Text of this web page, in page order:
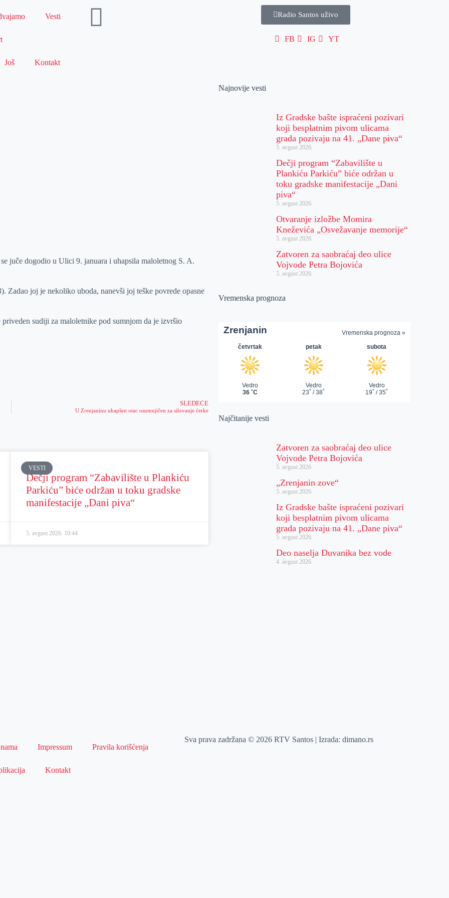
Vesti
Još Kontakt
Radio Santos uživo
FB IG YT
juče dogodio u Ulici 9. januara i uhapsila maloletnog S. A.
Zadao joj je nekoliko uboda, nanevši joj teške povrede opasne
sudiji za maloletnike pod sumnjom da je izvršio
SLEDEĆE
U Zrenjaninu uhapšen otac osumnjičen za silovanje ćerke
VESTI
Dečji program “Zabavilište u Plankiću
Parkiću” biće održan u toku gradske
manifestacije „Dani piva“
5. avgust 2026. 10:44
Najnovije vesti
Iz Gradske bašte ispraćeni pozivari
koji besplatnim pivom ulicama
grada pozivaju na 41. „Dane piva“
5. avgust 2026.
Dečji program “Zabavilište u
Plankiću Parkiću” biće održan u
toku gradske manifestacije „Dani
piva“
5. avgust 2026.
Otvaranje izložbe Momira
Kneževića „Osvežavanje memorije“
5. avgust 2026.
Zatvoren za saobraćaj deo ulice
Vojvode Petra Bojovića
5. avgust 2026.
Vremenska prognoza
Najčitanije vesti
Zatvoren za saobraćaj deo ulice
Vojvode Petra Bojovića
5. avgust 2026.
„Zrenjanin zove“
5. avgust 2026.
Iz Gradske bašte ispraćeni pozivari
koji besplatnim pivom ulicama
grada pozivaju na 41. „Dane piva“
5. avgust 2026.
Deo naselja Duvanika bez vode
4. avgust 2026.
Impressum Pravila korišćenja
Kontakt
Sva prava zadržana © 2026 RTV Santos | Izrada:dimano.rs